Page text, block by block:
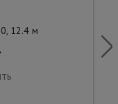
12.4 м